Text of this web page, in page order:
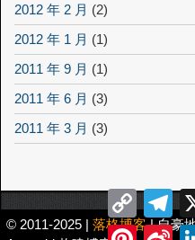
2012 年 2 月 (2)
2012 年 1 月 (1)
2011 年 9 月 (1)
2011 年 6 月 (3)
2011 年 3 月 (3)
© 2011-2025 | 落格博客| 自豪
Copy
Link
Pinterest
Sina